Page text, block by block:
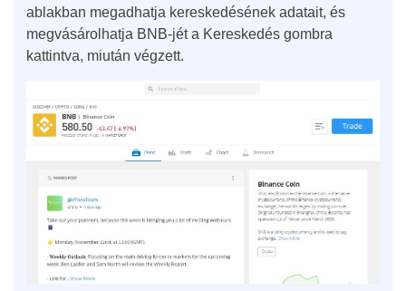
ablakban megadhatja kereskedésének adatait, és
megvásárolhatja BNB-jét a Kereskedés gombra
kattintva, miután végzett.